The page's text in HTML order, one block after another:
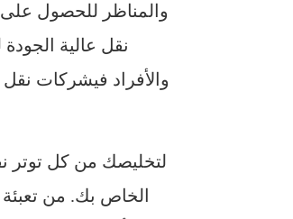
والمناظر للحصول
نقل عالية الجودة
والأفراد فيشركات
لتخليصك من كل توتر
الخاص بك. من